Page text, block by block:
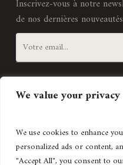
We value your privacy
We use cookies to enhance
personalized ads or content,
"Accept All", you consent to
Inscrivez-vous à notre
de nos dernières
Création de site internet